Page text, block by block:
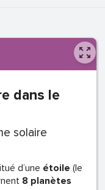
dans le
solaire
d’une étoile (le
8 planètes